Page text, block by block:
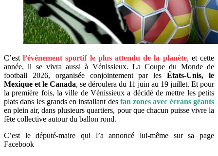
C’estl’événement sportif le plus attendu de la planète, et cette
année, il se vivra aussi à Vénissieux. La Coupe du Monde de
football 2026, organisée conjointement par lesÉtats-Unis, le
Mexique et le Canada, se déroulera du 11 juin au 19 juillet. Et pour
la première fois, la ville de Vénissieux a décidé de mettre les petits
plats dans les grands en installant des fan zones avec écrans géants
en plein air, dans plusieurs quartiers, pour que chacun puisse vivre la
fête collective autour du ballon rond.
C’est le député-maire qui l’a annoncé lui-même sur sa page
Facebook